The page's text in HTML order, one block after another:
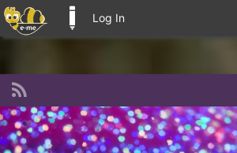
Log In
Search for: